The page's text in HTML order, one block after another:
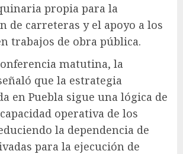
propia para la
de carreteras y el apoyo a los
trabajos de obra pública.
matutina, la
que la estrategia
en Puebla sigue una lógica de
operativa de los
la dependencia de
para la ejecución de